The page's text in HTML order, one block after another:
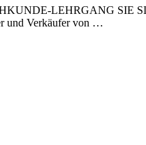
LEHRGANG SIE
und Verkäufer von …